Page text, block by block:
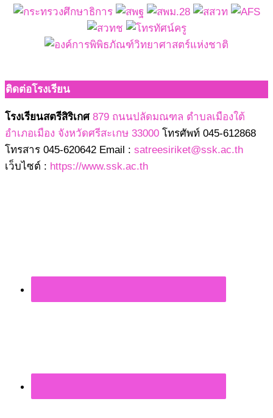
ติดต่อโรงเรียน
โรงเรียนสตรีสิริเกศ 879 ถนนปลัดมณฑล ตำบลเมืองใต้
อำเภอเมือง จังหวัดศรีสะเกษ 33000 โทรศัพท์ 045-612868
โทรสาร 045-620642 Email : satreesiriket@ssk.ac.th
เว็บไซต์ : https://www.ssk.ac.th